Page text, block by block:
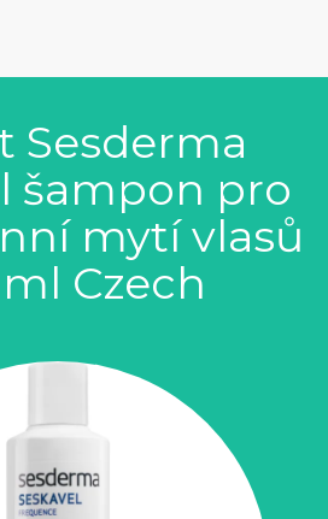
Sesderma
šampon pro
mytí vlasů
Czech